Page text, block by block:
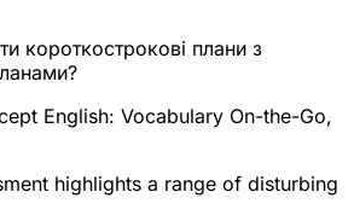
короткострокові плани з
English: Vocabulary On-the-Go,
highlights a range of disturbing